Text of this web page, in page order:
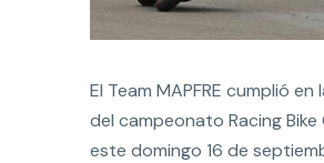
El Team MAPFRE cumplió en
del campeonato Racing Bike
este domingo 16 de